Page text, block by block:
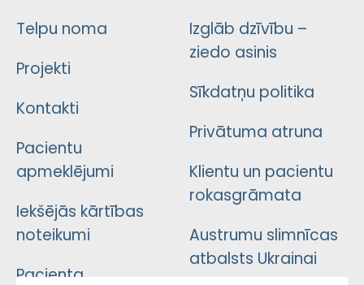
Telpu noma
Projekti
Kontakti
Pacientu
apmeklējumi
Iekšējās kārtības
noteikumi
Pacienta
Izglāb dzīvību –
ziedo asinis
Sīkdatņu politika
Privātuma atruna
Klientu un pacientu
rokasgrāmata
Austrumu slimnīcas
atbalsts Ukrainai